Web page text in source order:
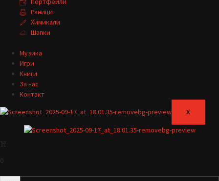
Раници
Химикали
Шапки
Музика
Игри
Книги
За нас
Контакт
X
0